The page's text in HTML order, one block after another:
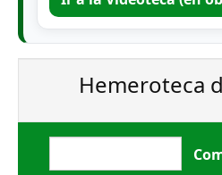
Hemeroteca